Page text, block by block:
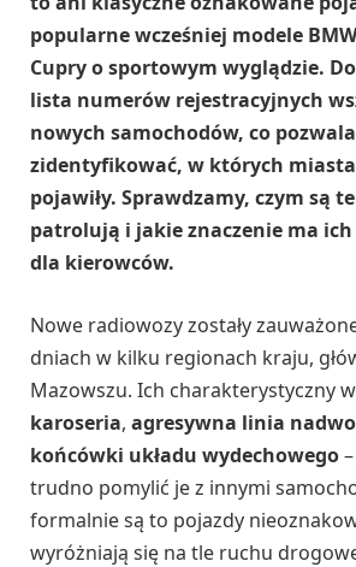
popularne wcześniej modele
Cupry o sportowym wyglądzie.
lista numerów rejestracyjnych
nowych samochodów, co pozwala
zidentyfikować, w których
pojawiły. Sprawdzamy, czym są
patrolują i jakie znaczenie ma
dla kierowców.
Nowe radiowozy zostały
dniach w kilku regionach kraju,
Mazowszu. Ich charakterystyczny
karoseria, agresywna linia
końcówki układu wydechowego
trudno pomylić je z innymi
formalnie są to pojazdy
wyróżniają się na tle ruchu